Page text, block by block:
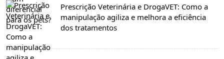
Prescrição Veterinária e DrogaVET: Como a
manipulação agiliza e melhora a eficiência
dos tratamentos